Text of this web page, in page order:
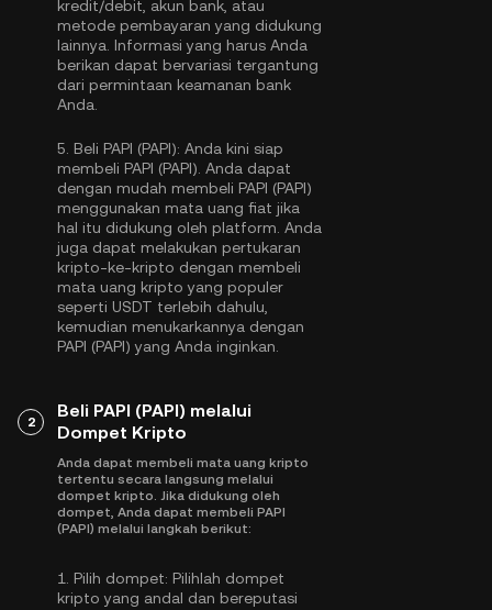
kredit/debit, akun bank, atau
metode pembayaran yang didukung
lainnya. Informasi yang harus Anda
berikan dapat bervariasi tergantung
dari permintaan keamanan bank
Anda.
5. Beli PAPI (PAPI): Anda kini siap
membeli PAPI (PAPI). Anda dapat
dengan mudah membeli PAPI (PAPI)
menggunakan mata uang fiat jika
hal itu didukung oleh platform. Anda
juga dapat melakukan pertukaran
kripto-ke-kripto dengan membeli
mata uang kripto yang populer
seperti USDT terlebih dahulu,
kemudian menukarkannya dengan
PAPI (PAPI) yang Anda inginkan.
2
Beli PAPI (PAPI) melalui
Dompet Kripto
Anda dapat membeli mata uang kripto
tertentu secara langsung melalui
dompet kripto. Jika didukung oleh
dompet, Anda dapat membeli PAPI
(PAPI) melalui langkah berikut:
1. Pilih dompet: Pilihlah dompet
kripto yang andal dan bereputasi